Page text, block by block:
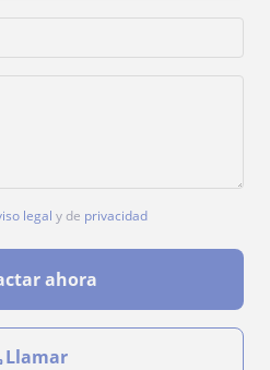
legal y de privacidad
ahora
Llamar